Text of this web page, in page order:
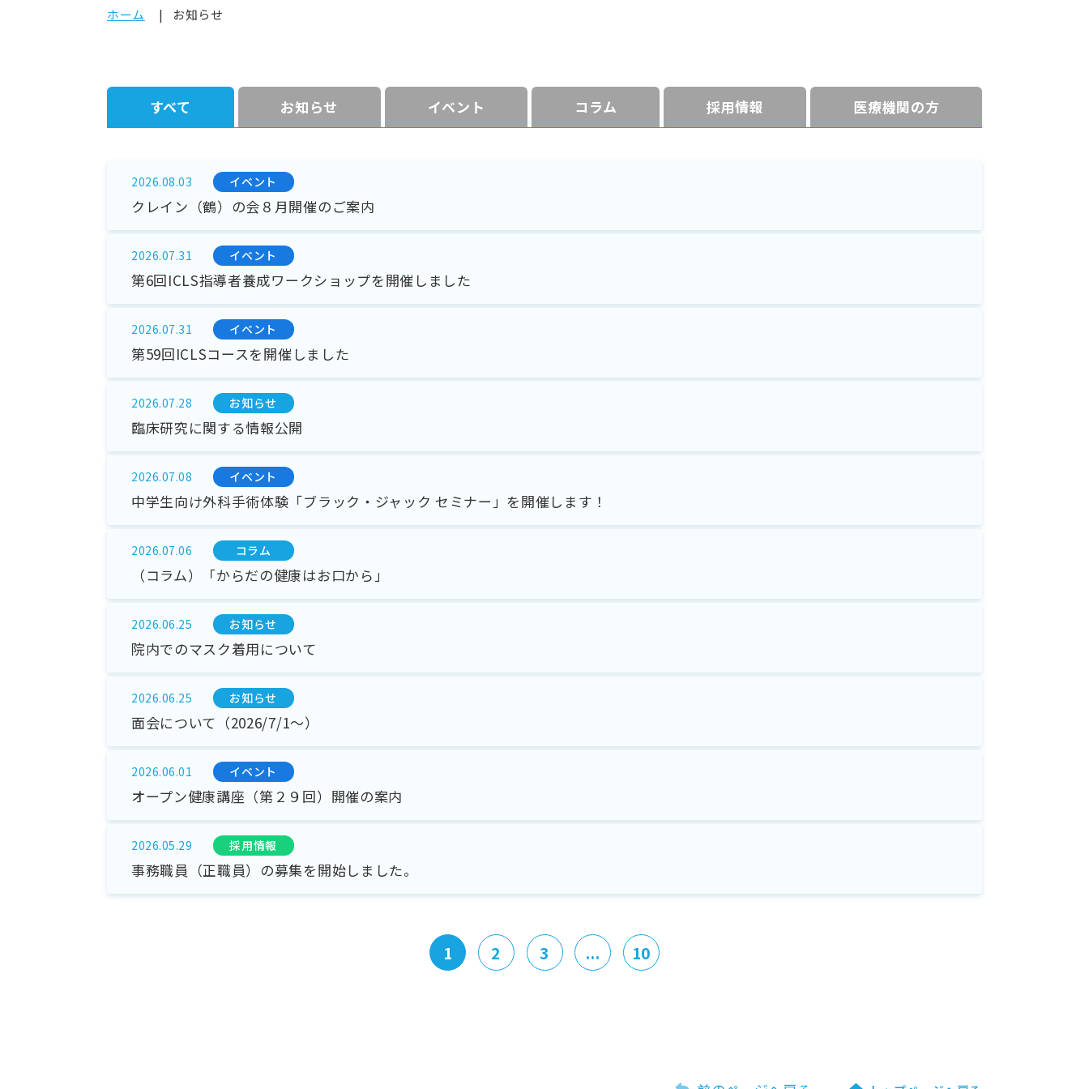
ホーム お知らせ
すべて お知らせ イベント コラム 採⽤情報 医療機関の方
2026.08.03 イベント
クレイン（鶴）の会８月開催のご案内
2026.07.31 イベント
第6回ICLS指導者養成ワークショップを開催しました
2026.07.31 イベント
第59回ICLSコースを開催しました
2026.07.28 お知らせ
臨床研究に関する情報公開
2026.07.08 イベント
中学生向け外科手術体験「ブラック・ジャック セミナー」を開催します！
2026.07.06 コラム
（コラム）「からだの健康はお口から」
2026.06.25 お知らせ
院内でのマスク着用について
2026.06.25 お知らせ
面会について（2026/7/1～）
2026.06.01 イベント
オープン健康講座（第２９回）開催の案内
2026.05.29 採⽤情報
事務職員（正職員）の募集を開始しました。
1 2 3 ... 10